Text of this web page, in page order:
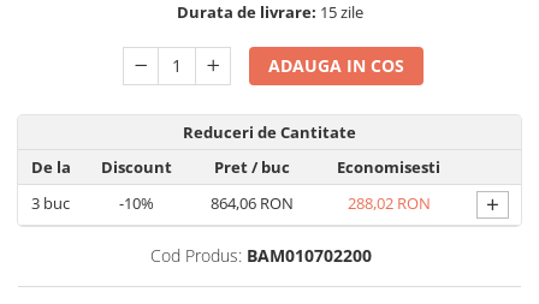
Statii de incarcare vehicule
Statii de incarcare
Cabluri de incarcare vehicule
Prize de incarcare vehicule
electrice
Accesorii
Durata de livrare: 15 zile
ADAUGA IN COS
Reduceri de Cantitate
De la
Discount Pret/ buc
Economisesti
3 buc -10% 864,06 RON 288,02 RON +
Cod Produs: BAM010702200